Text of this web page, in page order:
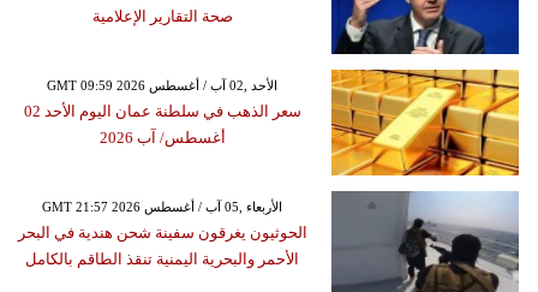
صحة التقارير الإعلامية
GMT 09:59 2026 الأحد ,02 آب / أغسطس
سعر الذهب في سلطنة عمان اليوم الأحد 02
أغسطس/ آب 2026
GMT 21:57 2026 الأربعاء ,05 آب / أغسطس
الحوثيون يغرقون سفينة شحن هندية في البحر
الأحمر والبحرية اليمنية تنقذ الطاقم بالكامل